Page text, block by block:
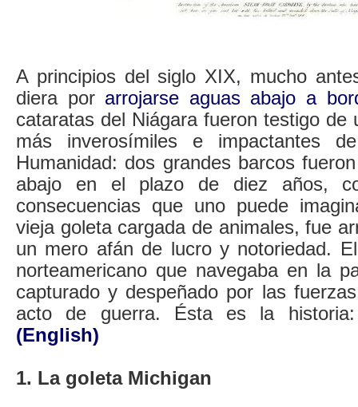
A principios del siglo XIX, mucho
diera por arrojarse aguas abajo a
cataratas del Niágara fueron testigo de
más inverosímiles e impactantes
Humanidad: dos grandes barcos
abajo en el plazo de diez años,
consecuencias que uno puede
vieja goleta cargada de animales, fue
un mero afán de lucro y notoriedad.
norteamericano que navegaba en la
capturado y despeñado por las
acto de guerra. Ésta es la
(English)
1. La goleta Michigan